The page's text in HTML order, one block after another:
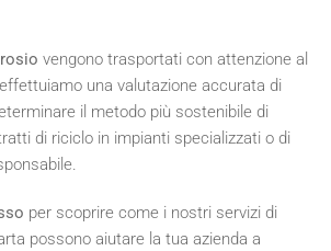
vengono trasportati con attenzione al
una valutazione accurata di
il metodo più sostenibile di
di riciclo in impianti specializzati o di
per scoprire come i nostri servizi di
possono aiutare la tua azienda a